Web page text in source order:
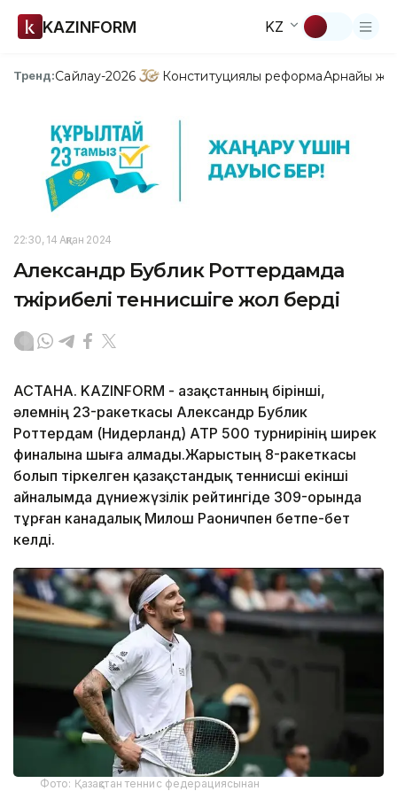
KAZINFORM KZ
Тренд:Сайлау-2026 Конституциялық реформаАрнайы
22:30, 14 Ақпан 2024
Александр Бублик Роттердамда
тәжірибелі теннисшіге жол берді
АСТАНА. KAZINFORM - Қазақстанның бірінші,
әлемнің 23-ракеткасы Александр Бублик
Роттердам (Нидерланд) ATP 500 турнирінің ширек
финалына шыға алмады.Жарыстың 8-ракеткасы
болып тіркелген қазақстандық теннисші екінші
айналымда дүниежүзілік рейтингіде 309-орында
тұрған канадалық Милош Раоничпен бетпе-бет
келді.
Фото: Қазақстан теннис федерациясынан